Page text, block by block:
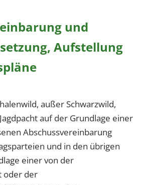
und
Aufstellung
außer Schwarzwild,
auf der Grundlage einer
Abschussvereinbarung
und in den übrigen
einer von der
oder der